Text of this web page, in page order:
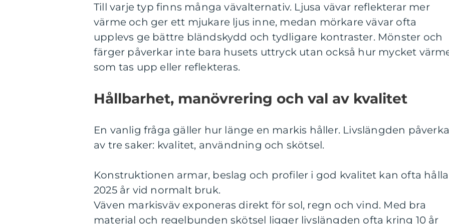
Till varje typ finns många vävalternativ. Ljusa vävar reflekterar mer
värme och ger ett mjukare ljus inne, medan mörkare vävar ofta
upplevs ge bättre bländskydd och tydligare kontraster. Mönster och
färger påverkar inte bara husets uttryck utan också hur mycket
som tas upp eller reflekteras.
Hållbarhet, manövrering och val av kvalitet
En vanlig fråga gäller hur länge en markis håller. Livslängden
av tre saker: kvalitet, användning och skötsel.
Konstruktionen armar, beslag och profiler i god kvalitet kan ofta hålla
2025 år vid normalt bruk.
Väven markisväv exponeras direkt för sol, regn och vind. Med bra
material och regelbunden skötsel ligger livslängden ofta kring 10 år